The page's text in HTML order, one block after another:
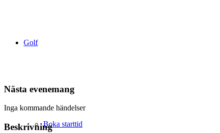
Golf
Boka starttid
Nästa evenemang
Inga kommande händelser
Beskrivning